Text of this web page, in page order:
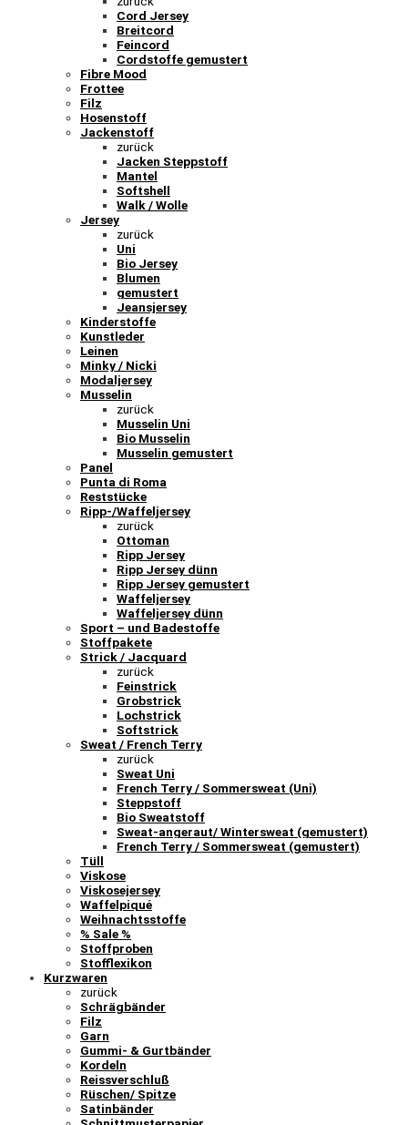
Cord Jersey
Breitcord
Feincord
Cordstoffe gemustert
Fibre Mood
Frottee
Filz
Hosenstoff
Jackenstoff
zurück
Jacken Steppstoff
Mantel
Softshell
Walk / Wolle
Jersey
zurück
Uni
Bio Jersey
Blumen
gemustert
Jeansjersey
Kinderstoffe
Kunstleder
Leinen
Minky / Nicki
Modaljersey
Musselin
zurück
Musselin Uni
Bio Musselin
Musselin gemustert
Panel
Punta di Roma
Reststücke
Ripp-/Waffeljersey
zurück
Ottoman
Ripp Jersey
Ripp Jersey dünn
Ripp Jersey gemustert
Waffeljersey
Waffeljersey dünn
Sport – und Badestoffe
Stoffpakete
Strick / Jacquard
zurück
Feinstrick
Grobstrick
Lochstrick
Softstrick
Sweat / French Terry
zurück
Sweat Uni
French Terry / Sommersweat (Uni)
Steppstoff
Bio Sweatstoff
Sweat-angeraut/ Wintersweat (gemustert)
French Terry / Sommersweat (gemustert)
Tüll
Viskose
Viskosejersey
Waffelpiqué
Weihnachtsstoffe
% Sale %
Stoffproben
Stofflexikon
Kurzwaren
zurück
Schrägbänder
Filz
Garn
Gummi- & Gurtbänder
Kordeln
Reissverschluß
Rüschen/ Spitze
Satinbänder